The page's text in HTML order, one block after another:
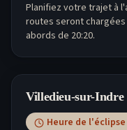
Planifiez votre trajet à
routes seront
abords de 20:20.
Villedieu-sur-Indre
Heure de l'éclipse